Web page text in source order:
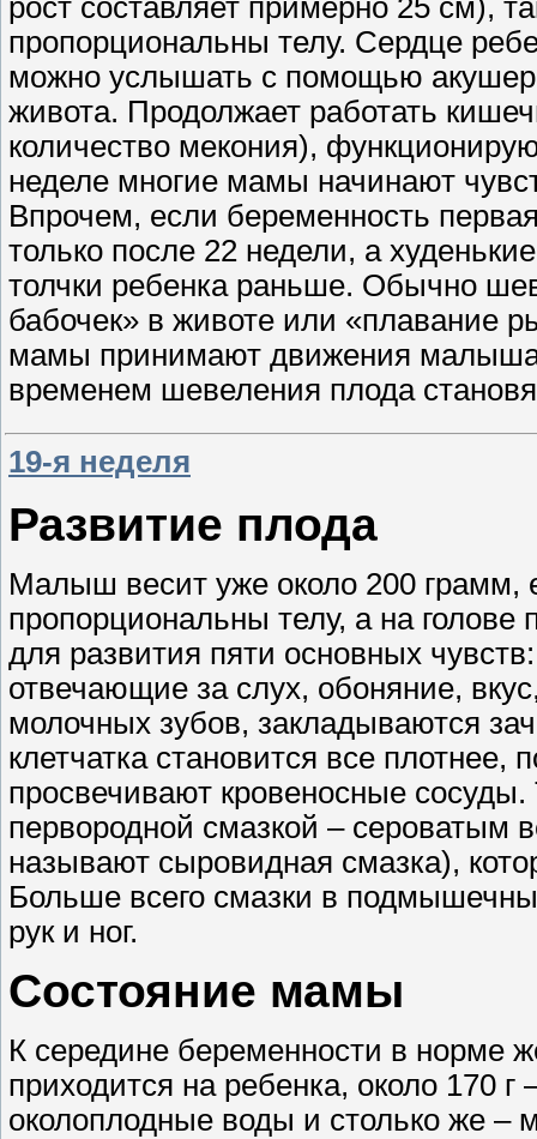
рост составляет примерно 25 см),
пропорциональны телу. Сердце
можно услышать с помощью
живота. Продолжает работать
количество мекония),
неделе многие мамы начинают
Впрочем, если беременность
только после 22 недели, а
толчки ребенка раньше. Обычно
бабочек» в животе или «плавание
мамы принимают движения малыша
временем шевеления плода
19-я неделя
Развитие плода
Малыш весит уже около 200 грамм,
пропорциональны телу, а на
для развития пяти основных
отвечающие за слух, обоняние,
молочных зубов, закладываются
клетчатка становится все
просвечивают кровеносные
первородной смазкой – сероватым
называют сыровидная смазка),
Больше всего смазки в
рук и ног.
Состояние мамы
К середине беременности в норме
приходится на ребенка, около 170
околоплодные воды и столько же –